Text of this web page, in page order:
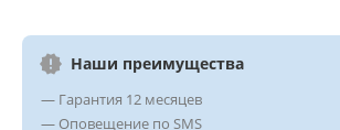
Наши преимущества
— Гарантия 12 месяцев
— Оповещение по SMS